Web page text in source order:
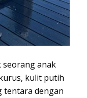
seorang anak
kulit putih
tentara dengan